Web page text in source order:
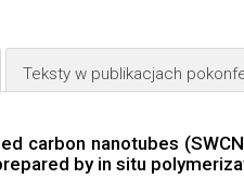
Teksty w publikacjach
carbon nanotubes
by in situ